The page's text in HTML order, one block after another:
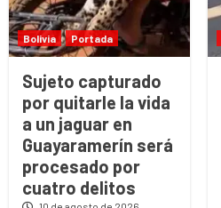
Bolivia Portada
Sujeto capturado
por quitarle la vida
a un jaguar en
Guayaramerín será
procesado por
cuatro delitos